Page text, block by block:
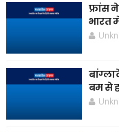
फ्रांस
भारत
बम से